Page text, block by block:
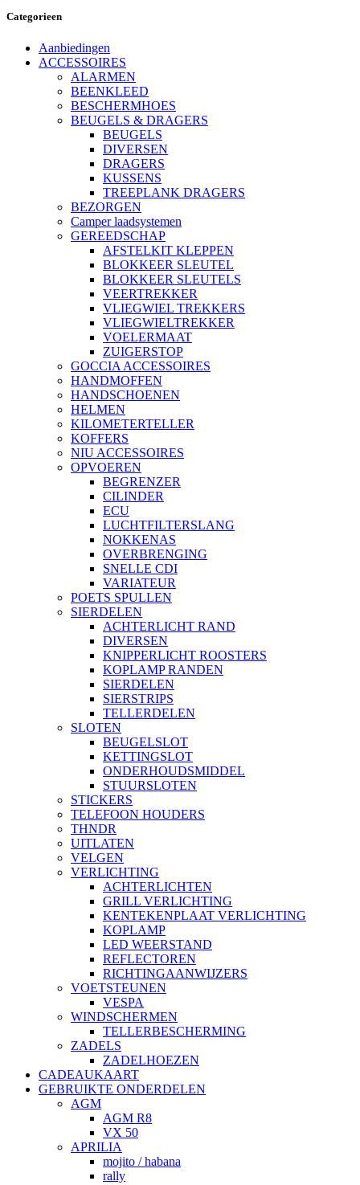
Categorieen
Aanbiedingen
ACCESSOIRES
ALARMEN
BEENKLEED
BESCHERMHOES
BEUGELS & DRAGERS
BEUGELS
DIVERSEN
DRAGERS
KUSSENS
TREEPLANK DRAGERS
BEZORGEN
Camper laadsystemen
GEREEDSCHAP
AFSTELKIT KLEPPEN
BLOKKEER SLEUTEL
BLOKKEER SLEUTELS
VEERTREKKER
VLIEGWIEL TREKKERS
VLIEGWIELTREKKER
VOELERMAAT
ZUIGERSTOP
GOCCIA ACCESSOIRES
HANDMOFFEN
HANDSCHOENEN
HELMEN
KILOMETERTELLER
KOFFERS
NIU ACCESSOIRES
OPVOEREN
BEGRENZER
CILINDER
ECU
LUCHTFILTERSLANG
NOKKENAS
OVERBRENGING
SNELLE CDI
VARIATEUR
POETS SPULLEN
SIERDELEN
ACHTERLICHT RAND
DIVERSEN
KNIPPERLICHT ROOSTERS
KOPLAMP RANDEN
SIERDELEN
SIERSTRIPS
TELLERDELEN
SLOTEN
BEUGELSLOT
KETTINGSLOT
ONDERHOUDSMIDDEL
STUURSLOTEN
STICKERS
TELEFOON HOUDERS
THNDR
UITLATEN
VELGEN
VERLICHTING
ACHTERLICHTEN
GRILL VERLICHTING
KENTEKENPLAAT VERLICHTING
KOPLAMP
LED WEERSTAND
REFLECTOREN
RICHTINGAANWIJZERS
VOETSTEUNEN
VESPA
WINDSCHERMEN
TELLERBESCHERMING
ZADELS
ZADELHOEZEN
CADEAUKAART
GEBRUIKTE ONDERDELEN
AGM
AGM R8
VX 50
APRILIA
mojito / habana
rally